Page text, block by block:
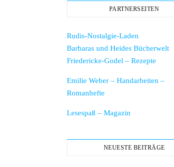
PARTNERSEITEN
Rudis-Nostalgie-Laden
Barbaras und Heides Bücherwelt
Friedericke-Godel – Rezepte
Emilie Weber – Handarbeiten –
Romanhefte
Lesespaß – Magazin
NEUESTE BEITRÄGE